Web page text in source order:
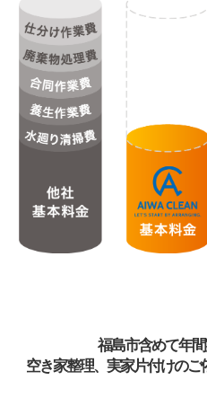
福島市含めて年間
空き家整理、実家片付けのご